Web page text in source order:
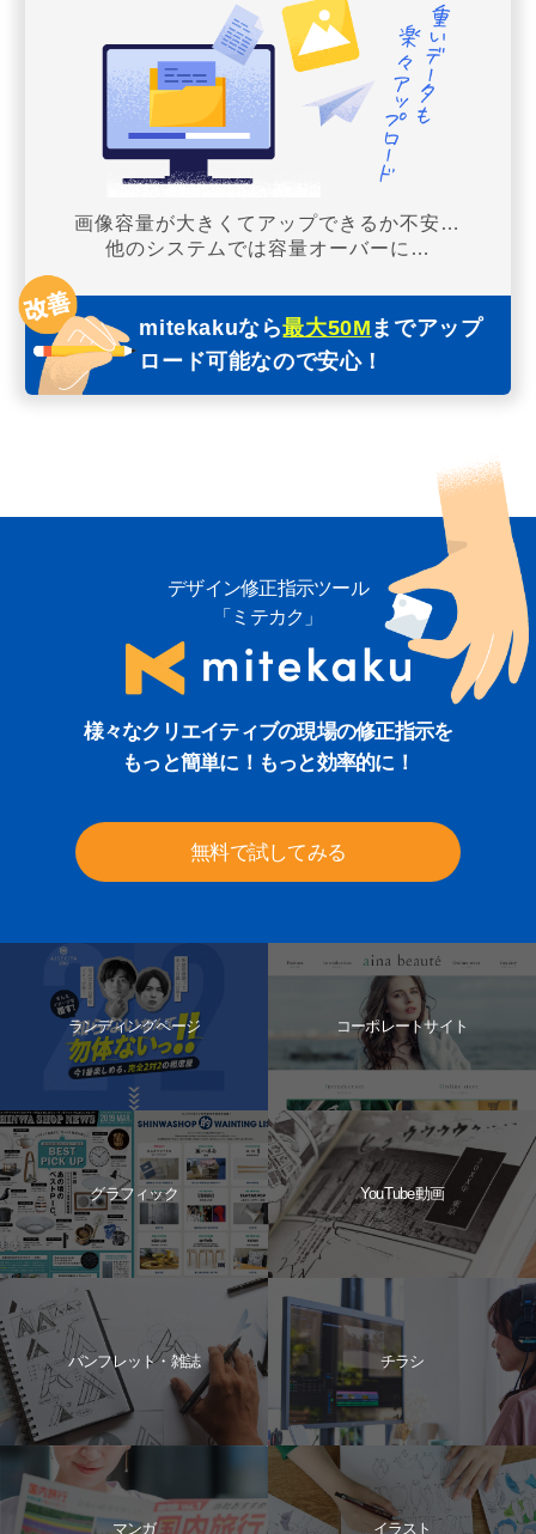
画像容量が大きくてアップできるか不安…
他のシステムでは容量オーバーに…
mitekakuなら最大50M までアップ
ロード可能なので安心！
デザイン修正指示ツール
「ミテカク」
様々なクリエイティブの現場の修正指示を
もっと簡単に！もっと効率的に！
無料で試してみる
ランディングページ コーポレートサイト
グラフィック YouTube動画
パンフレット・雑誌 チラシ
マンガ イラスト